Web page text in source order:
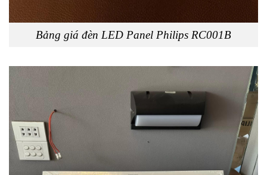
Bảng giá đèn LED Panel Philips RC001B